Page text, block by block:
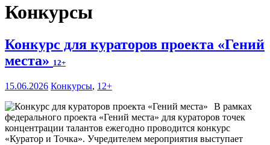
Конкурсы
Конкурс для кураторов проекта «Гений
места» 12+
15.06.2026 Конкурсы, 12+
В рамках
федерального проекта «Гений места» для кураторов точек
концентрации талантов ежегодно проводится конкурс
«Куратор и Точка». Учредителем мероприятия выступает